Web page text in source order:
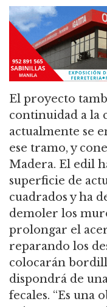
El proyecto
continuidad a la
actualmente se
ese tramo, y
Madera. El edil
superficie de
cuadrados y ha
demoler los
prolongar el
reparando los
colocarán
dispondrá de
fecales. “Es una